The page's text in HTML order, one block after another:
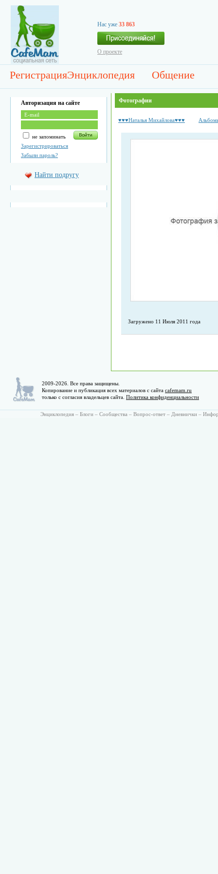
Нас уже 33 863
О проекте
РегистрацияЭнциклопедия Общение
Авторизация на сайте
не запоминать
Зарегистрироваться
Забыли пароль?
Найти подругу
Фотографии
♥♥♥Наталья Михайлова♥♥♥
Загружено 11 Июля 2011 года
2009-2026. Все права защищены.
Копирование и публикация всех материалов с сайта cafemam.ru
только с согласия владельцев сайта. Политика конфиденциальности
Энциклопедия – Блоги – Сообщества – Вопрос-ответ – Дневнички –